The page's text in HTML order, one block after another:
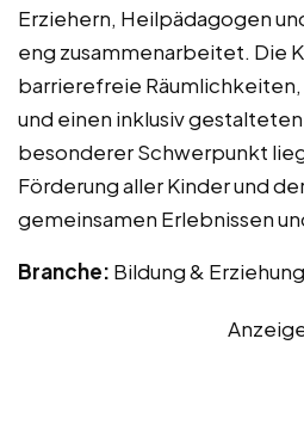
Erziehern, Heilpädagogen
eng zusammenarbeitet. Die
barrierefreie
und einen inklusiv
besonderer Schwerpunkt
Förderung aller Kinder und
gemeinsamen Erlebnissen
Branche: Bildung & Erziehung